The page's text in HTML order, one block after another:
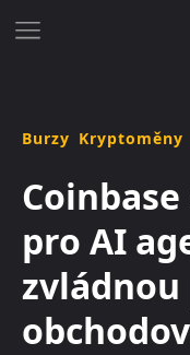
Burzy Kryptoměny
pro AI